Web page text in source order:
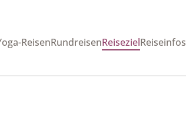
ReisenRundreisenReisezielReiseinfos